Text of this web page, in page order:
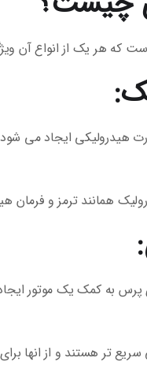
است که هر یک از انواع آن
هیدرولیکی ایجاد می
همانند ترمز و فرمان
پرس به کمک یک موتور
تر هستند و از انها